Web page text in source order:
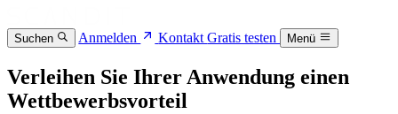
Suchen Anmelden KontaktGratis testen Menü
Verleihen Sie Ihrer Anwendung einen
Wettbewerbsvorteil